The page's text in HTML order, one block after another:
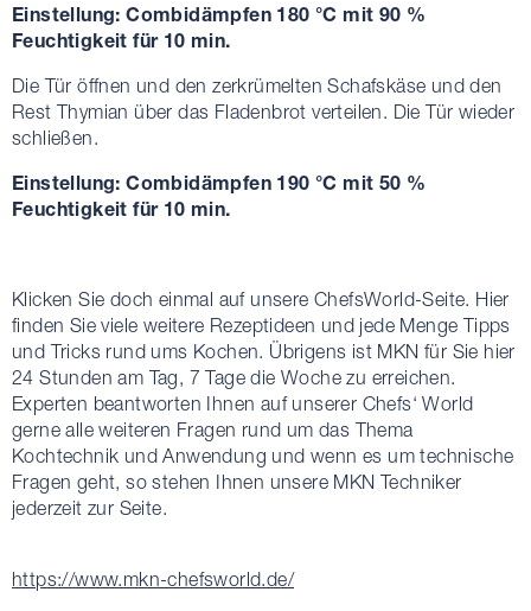
Einstellung:Combidämpfen 180 °C mit 90 %
Feuchtigkeit für 10 min.
Die Tür öffnen und den zerkrümelten Schafskäse und den
Rest Thymian über das Fladenbrot verteilen. Die Tür wieder
schließen.
Einstellung:Combidämpfen 190 °C mit 50 %
Feuchtigkeit für 10 min.
Klicken Sie doch einmal auf unsere ChefsWorld-Seite. Hier
finden Sie viele weitere Rezeptideen und jede Menge Tipps
und Tricks rund ums Kochen. Übrigens ist MKN für Sie hier
24 Stunden am Tag, 7 Tage die Woche zu erreichen.
Experten beantworten Ihnen auf unserer Chefs‘ World
gerne alle weiteren Fragen rund um das Thema
Kochtechnik und Anwendung und wenn es um technische
Fragen geht, so stehen Ihnen unsere MKN Techniker
jederzeit zur Seite.
https://www.mkn-chefsworld.de/